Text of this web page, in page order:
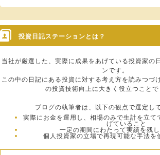
投資日記ステーションとは？
当社が厳選した、実際に成果をあげている投資家の
ンです。
この中の日記にある投資に対する考え方を読みつづ
の投資技術向上に大きく役立つことで
ブログの執筆者は、以下の観点で選定し
実際にお金を運用し、相場のみで生計を立て
げていること
一定の期間にわたって実績を残
個人投資家の立場で再現可能な手法を